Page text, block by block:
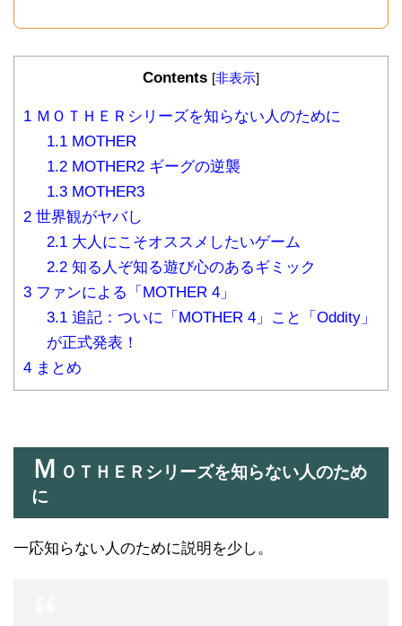
Contents [非表示]
1 ＭＯＴＨＥＲシリーズを知らない人のために
1.1MOTHER
1.2MOTHER2 ギーグの逆襲
1.3MOTHER3
2 世界観がヤバし
2.1大人にこそオススメしたいゲーム
2.2知る人ぞ知る遊び心のあるギミック
3 ファンによる「MOTHER 4」
3.1追記：ついに「MOTHER 4」こと「Oddity」
が正式発表！
4 まとめ
Ｍ ＯＴＨＥＲシリーズを知らない人のため
に
一応知らない人のために説明を少し。